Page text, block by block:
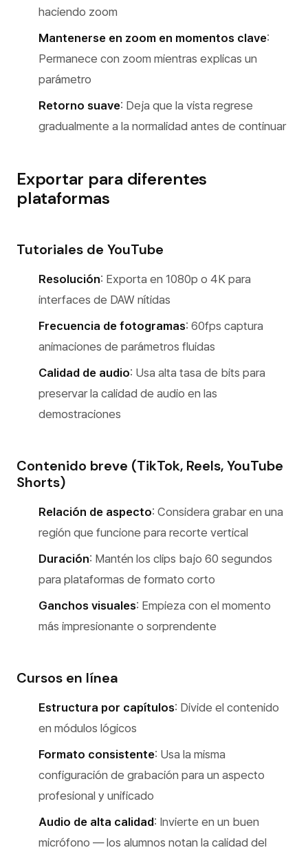
haciendo zoom
Mantenerse en zoom en momentos clave:
Permanece con zoom mientras explicas un
parámetro
Retorno suave: Deja que la vista regrese
gradualmente a la normalidad antes de continuar
Exportar para diferentes
plataformas
Tutoriales de YouTube
Resolución: Exporta en 1080p o 4K para
interfaces de DAW nítidas
Frecuencia de fotogramas: 60fps captura
animaciones de parámetros fluidas
Calidad de audio: Usa alta tasa de bits para
preservar la calidad de audio en las
demostraciones
Contenido breve (TikTok, Reels, YouTube
Shorts)
Relación de aspecto: Considera grabar en una
región que funcione para recorte vertical
Duración: Mantén los clips bajo 60 segundos
para plataformas de formato corto
Ganchos visuales: Empieza con el momento
más impresionante o sorprendente
Cursos en línea
Estructura por capítulos: Divide el contenido
en módulos lógicos
Formato consistente: Usa la misma
configuración de grabación para un aspecto
profesional y unificado
Audio de alta calidad: Invierte en un buen
micrófono — los alumnos notan la calidad del